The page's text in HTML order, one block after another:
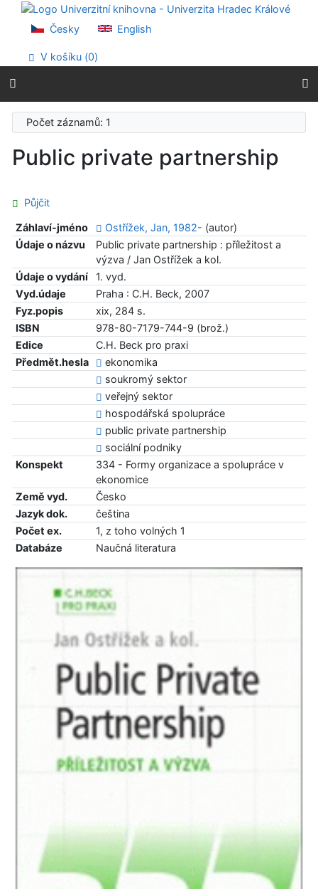
Přejít na obsah
Přejít na menu
Prohlášení o webové přístupnosti
Česky English
V košíku (0)
Počet záznamů: 1
Public private partnership
Půjčit
Záhlaví-jméno Ostřížek, Jan, 1982- (autor)
Údaje o názvu
Public private partnership : příležitost a
výzva / Jan Ostřížek a kol.
Údaje o vydání
1. vyd.
Vyd.údaje
Praha : C.H. Beck, 2007
Fyz.popis
xix, 284 s.
ISBN
978-80-7179-744-9 (brož.)
Edice
C.H. Beck pro praxi
Předmět.hesla
ekonomika
soukromý sektor
veřejný sektor
hospodářská spolupráce
public private partnership
sociální podniky
Konspekt
334 - Formy organizace a spolupráce v
ekonomice
Země vyd.
Česko
Jazyk dok.
čeština
Počet ex.
1, z toho volných 1
Databáze
Naučná literatura